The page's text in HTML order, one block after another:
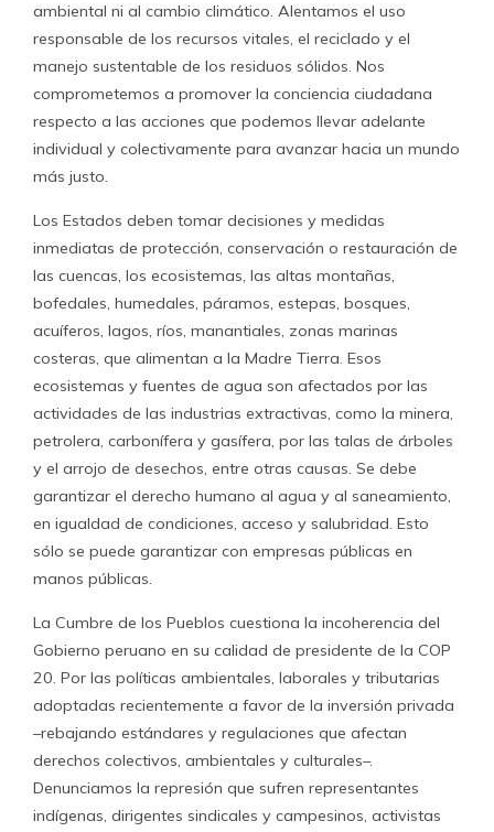
ambiental ni al cambio climático. Alentamos el uso
responsable de los recursos vitales, el reciclado y el
manejo sustentable de los residuos sólidos. Nos
comprometemos a promover la conciencia ciudadana
respecto a las acciones que podemos llevar adelante
individual y colectivamente para avanzar hacia un mundo
más justo.
Los Estados deben tomar decisiones y medidas
inmediatas de protección, conservación o restauración de
las cuencas, los ecosistemas, las altas montañas,
bofedales, humedales, páramos, estepas, bosques,
acuíferos, lagos, ríos, manantiales, zonas marinas
costeras, que alimentan a la Madre Tierra. Esos
ecosistemas y fuentes de agua son afectados por las
actividades de las industrias extractivas, como la minera,
petrolera, carbonífera y gasífera, por las talas de árboles
y el arrojo de desechos, entre otras causas. Se debe
garantizar el derecho humano al agua y al saneamiento,
en igualdad de condiciones, acceso y salubridad. Esto
sólo se puede garantizar con empresas públicas en
manos públicas.
La Cumbre de los Pueblos cuestiona la incoherencia del
Gobierno peruano en su calidad de presidente de la COP
20. Por las políticas ambientales, laborales y tributarias
adoptadas recientemente a favor de la inversión privada
–rebajando estándares y regulaciones que afectan
derechos colectivos, ambientales y culturales–.
Denunciamos la represión que sufren representantes
indígenas, dirigentes sindicales y campesinos, activistas